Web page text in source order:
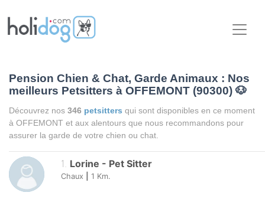
Pension Chien & Chat, Garde Animaux : Nos
meilleurs Petsitters à OFFEMONT (90300) 🐶
Découvrez nos 346 petsitters qui sont disponibles en ce moment
à OFFEMONT et aux alentours que nous recommandons pour
assurer la garde de votre chien ou chat.
1. Lorine - Pet Sitter
Chaux 1 Km.